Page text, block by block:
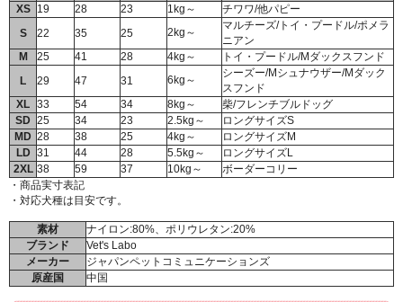
XS
19 28 23 1kg～
チワワ/他パピー
S
22 35 25 2kg～
マルチーズ/トイ・プードル/ポメラ
ニアン
M
25 41 28 4kg～
トイ・プードル/Mダックスフンド
L
29 47 31 6kg～
シーズー/Mシュナウザー/Mダック
スフンド
XL 33 54 34 8kg～
柴/フレンチブルドッグ
SD 25 34 23 2.5kg～
ロングサイズS
MD 28 38 25 4kg～
ロングサイズM
LD 31 44 28 5.5kg～
ロングサイズL
2XL 38 59 37 10kg～
ボーダーコリー
・商品実寸表記
・対応犬種は目安です。
素材
ナイロン:80%、ポリウレタン:20%
ブランド
Vet's Labo
メーカー
ジャパンペットコミュニケーションズ
原産国
中国